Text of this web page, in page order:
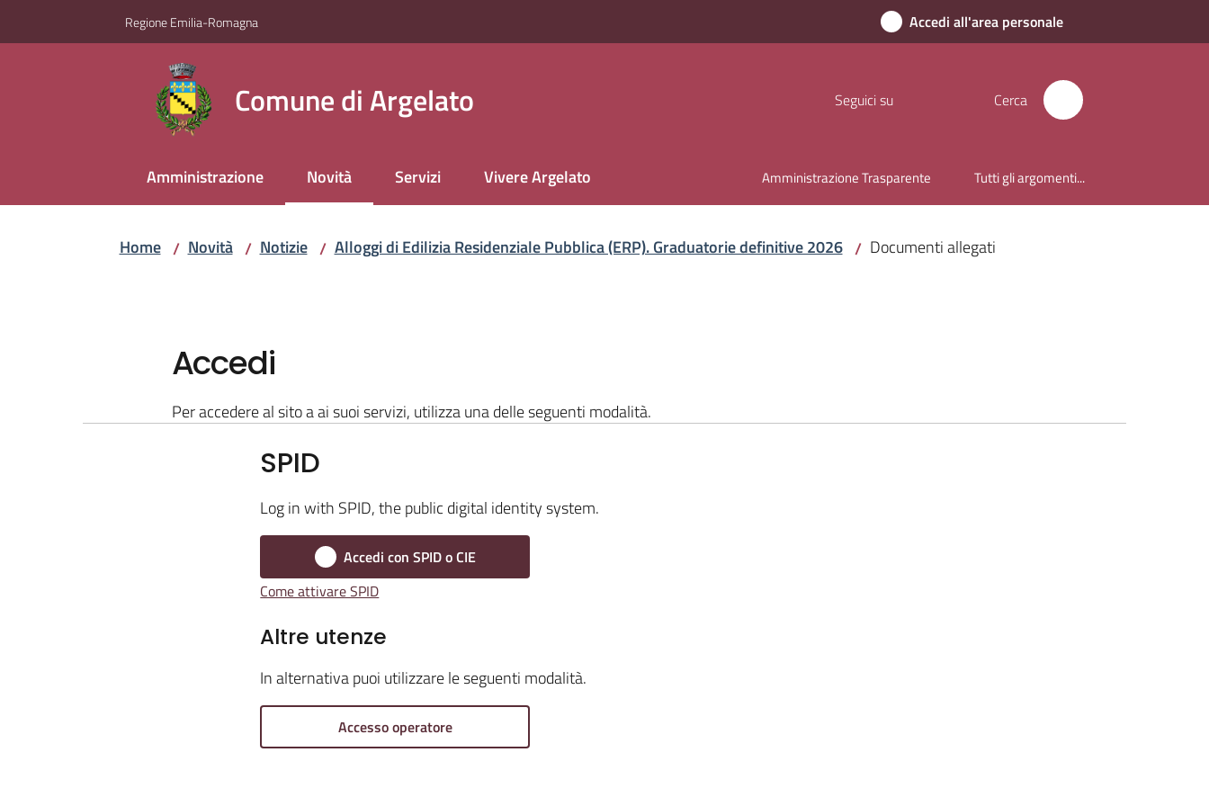
Regione Emilia-Romagna Accedi all'area personale
Comune di Argelato Seguici su Cerca
Amministrazione Novità
Menu selezionato
Servizi Vivere Argelato Amministrazione Trasparente Tutti gli argomenti...
Home / Novità / Notizie / Alloggi di Edilizia Residenziale Pubblica (ERP). Graduatorie definitive 2026 / Documenti allegati
Accedi
Per accedere al sito a ai suoi servizi, utilizza una delle seguenti modalità.
SPID
Log in with SPID, the public digital identity system.
Accedi con SPID o CIE
Come attivare SPID
Altre utenze
In alternativa puoi utilizzare le seguenti modalità.
Accesso operatore